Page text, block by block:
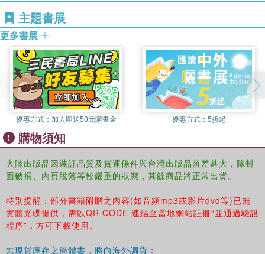
主題書展
更多書展
優惠方式： 加入即送50元購書金 優惠方式： 5折起
購物須知
大陸出版品因裝訂品質及貨運條件與台灣出版品落差甚大，除封
面破損、內頁脫落等較嚴重的狀態，其餘商品將正常出貨。
特別提醒：部分書籍附贈之內容(如音頻mp3或影片dvd等)已無
實體光碟提供，需以QR CODE 連結至當地網站註冊“並通過驗證
程序”，方可下載使用。
無現貨庫存之簡體書，將向海外調貨：